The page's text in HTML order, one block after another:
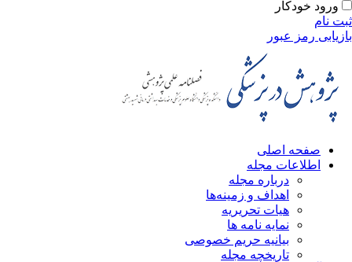
ورود خودکار
نام
رمز عبور
صفحه اصلی
اطلاعات مجله
درباره مجله
اهداف و زمینه‌ها
هیات تحریریه
نمایه نامه ها
بیانیه حریم خصوصی
تاریخچه مجله